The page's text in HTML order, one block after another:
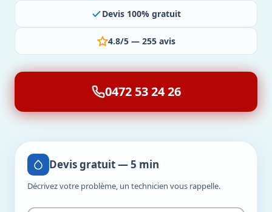
Devis 100% gratuit
4.8/5 — 255 avis
0472 53 24 26
Devis gratuit — 5 min
Décrivez votre problème, un technicien vous rappelle.